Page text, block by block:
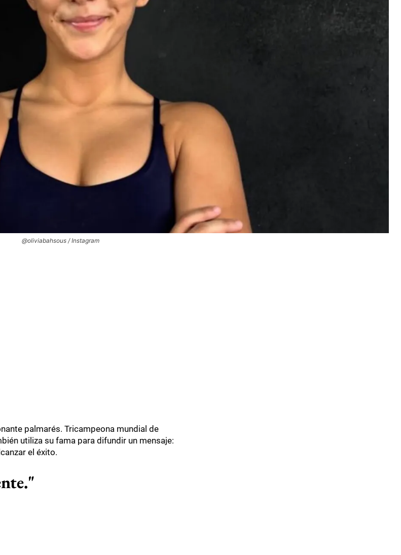
@oliviabahsous / Instagram
palmarés. Tricampeona mundial de
utiliza su fama para difundir un mensaje:
el éxito.